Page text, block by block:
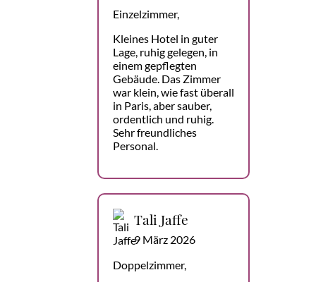
Einzelzimmer,
Kleines Hotel in guter
Lage, ruhig gelegen, in
einem gepflegten
Gebäude. Das Zimmer
war klein, wie fast überall
in Paris, aber sauber,
ordentlich und ruhig.
Sehr freundliches
Personal.
Tali Jaffe
9 März 2026
Doppelzimmer,